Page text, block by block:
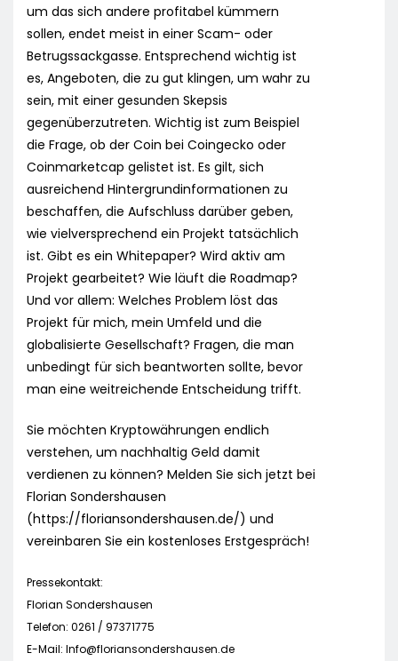
um das sich andere profitabel kümmern
sollen, endet meist in einer Scam- oder
Betrugssackgasse. Entsprechend wichtig ist
es, Angeboten, die zu gut klingen, um wahr zu
sein, mit einer gesunden Skepsis
gegenüberzutreten. Wichtig ist zum Beispiel
die Frage, ob der Coin bei Coingecko oder
Coinmarketcap gelistet ist. Es gilt, sich
ausreichend Hintergrundinformationen zu
beschaffen, die Aufschluss darüber geben,
wie vielversprechend ein Projekt tatsächlich
ist. Gibt es ein Whitepaper? Wird aktiv am
Projekt gearbeitet? Wie läuft die Roadmap?
Und vor allem: Welches Problem löst das
Projekt für mich, mein Umfeld und die
globalisierte Gesellschaft? Fragen, die man
unbedingt für sich beantworten sollte, bevor
man eine weitreichende Entscheidung trifft.
Sie möchten Kryptowährungen endlich
verstehen, um nachhaltig Geld damit
verdienen zu können? Melden Sie sich jetzt bei
Florian Sondershausen
(https://floriansondershausen.de/) und
vereinbaren Sie ein kostenloses Erstgespräch!
Pressekontakt:
Florian Sondershausen
Telefon: 0261 / 97371775
E-Mail: Info@floriansondershausen.de